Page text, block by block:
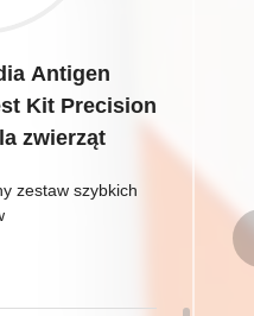
Antigen
Kit Precision
zwierząt
zestaw szybkich